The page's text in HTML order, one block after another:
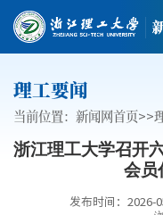
理工要闻
当前位置： 新闻网首页>>
浙江理工大学召开
会员
发布时间：2026-